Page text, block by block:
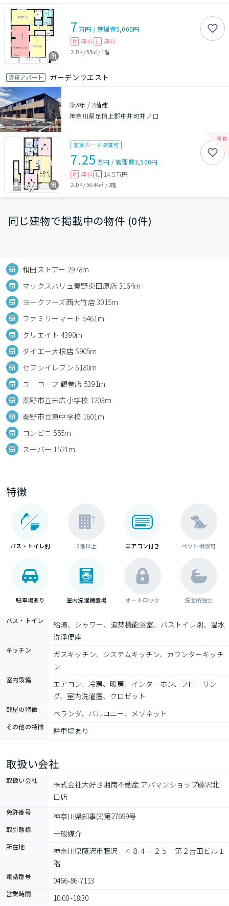
7 万円 /管理費5,000円
敷 無料 礼 無料
2LDK/55㎡ / 1階
賃貸アパート ガーデンウエスト
築3年 / 2階建
神奈川県足柄上郡中井町井ノ口
家賃カード決済可
7.25 万円 /管理費3,500円
敷 無料 礼 14.5万円
2LDK/56.44㎡ /2階
同じ建物で掲載中の物件 (0件)
和田ストアー 2978m
マックスバリュ秦野東田原店 3164m
ヨークフーズ西大竹店 3015m
ファミリーマート 5461m
クリエイト 4390m
ダイエー大根店 5905m
セブンイレブン 5180m
ユーコープ 鶴巻店 5391m
秦野市立末広小学校 1203m
秦野市立東中学校 1601m
コンビニ 555m
スーパー 1521m
特徴
バス・トイレ別 2階以上 エアコン付き ペット相談可
駐車場あり 室内洗濯機置場 オートロック 洗面所独立
バス・トイレ
給湯、シャワー、追焚機能浴室、バストイレ別、温水
洗浄便座
キッチン
ガスキッチン、システムキッチン、カウンターキッチ
ン
室内設備
エアコン、冷房、暖房、インターホン、フローリン
グ、室内洗濯置、クロゼット
部屋の特徴 ベランダ、バルコニー、メゾネット
その他の特徴 駐車場あり
取扱い会社
取扱い会社
株式会社大好き湘南不動産 アパマンショップ藤沢北
口店
免許番号 神奈川県知事(3)第27699号
取引態様 一般媒介
所在地
神奈川県藤沢市藤沢　４８４－２５　第２吉田ビル１
階
電話番号 0466-86-7113
営業時間 10:00~18:30